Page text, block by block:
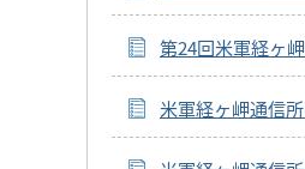
第24回米軍経ヶ
米軍経ヶ岬通信